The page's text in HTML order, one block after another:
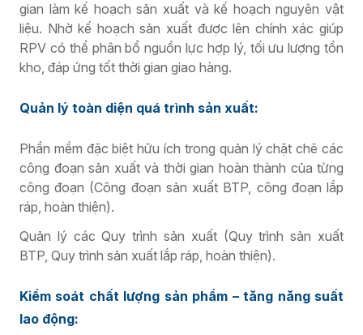
gian làm kế hoạch sản xuất và kế hoạch nguyên vật
liệu. Nhờ kế hoạch sản xuất được lên chính xác giúp
RPV có thể phân bổ nguồn lực hợp lý, tối ưu lượng tồn
kho, đáp ứng tốt thời gian giao hàng.
Quản lý toàn diện quá trình sản xuất:
Phần mềm đặc biệt hữu ích trong quản lý chặt chẽ các
công đoạn sản xuất và thời gian hoàn thành của từng
công đoạn (Công đoạn sản xuất BTP, công đoạn lắp
ráp, hoàn thiện).
Quản lý các Quy trình sản xuất (Quy trình sản xuất
BTP, Quy trình sản xuất lắp ráp, hoàn thiện).
Kiểm soát chất lượng sản phẩm – tăng năng suất
lao động: